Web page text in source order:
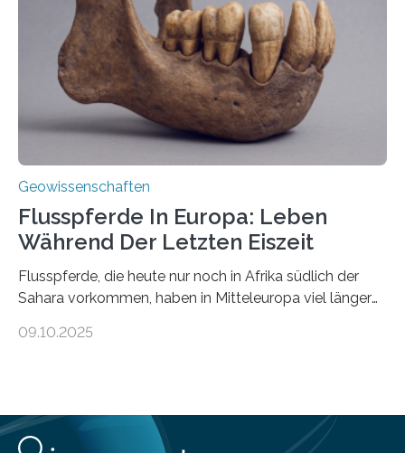
Team haben am Vulkan Oldoinyo Lengai in Tansania
solche Tremore lokalisiert. „Wir konnten die Tremore
nicht nur nachweisen, sondern ihren Ort in…
Geowissenschaften
Flusspferde In Europa: Leben
Während Der Letzten Eiszeit
Flusspferde, die heute nur noch in Afrika südlich der
Sahara vorkommen, haben in Mitteleuropa viel länger
Knochenfunden zeigen, dass Flusspferde noch vor
Universität Potsdam und die Reiss-Engelhorn-Museen
Mannheim mit dem Curt-Engelhorn-Zentrum
09.10.2025